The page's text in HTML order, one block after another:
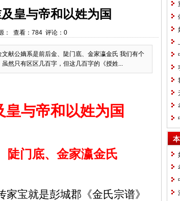
皇与帝和以姓为国
： 查看：784 评论：0
献公嫡系是前后金、陡门底、金家瀛金氏 我们有个
然只有区区几百字，但这几百字的《授姓...
与帝和以姓为国
陡门底、金家瀛金氏
宝就是彭城郡《金氏宗谱》